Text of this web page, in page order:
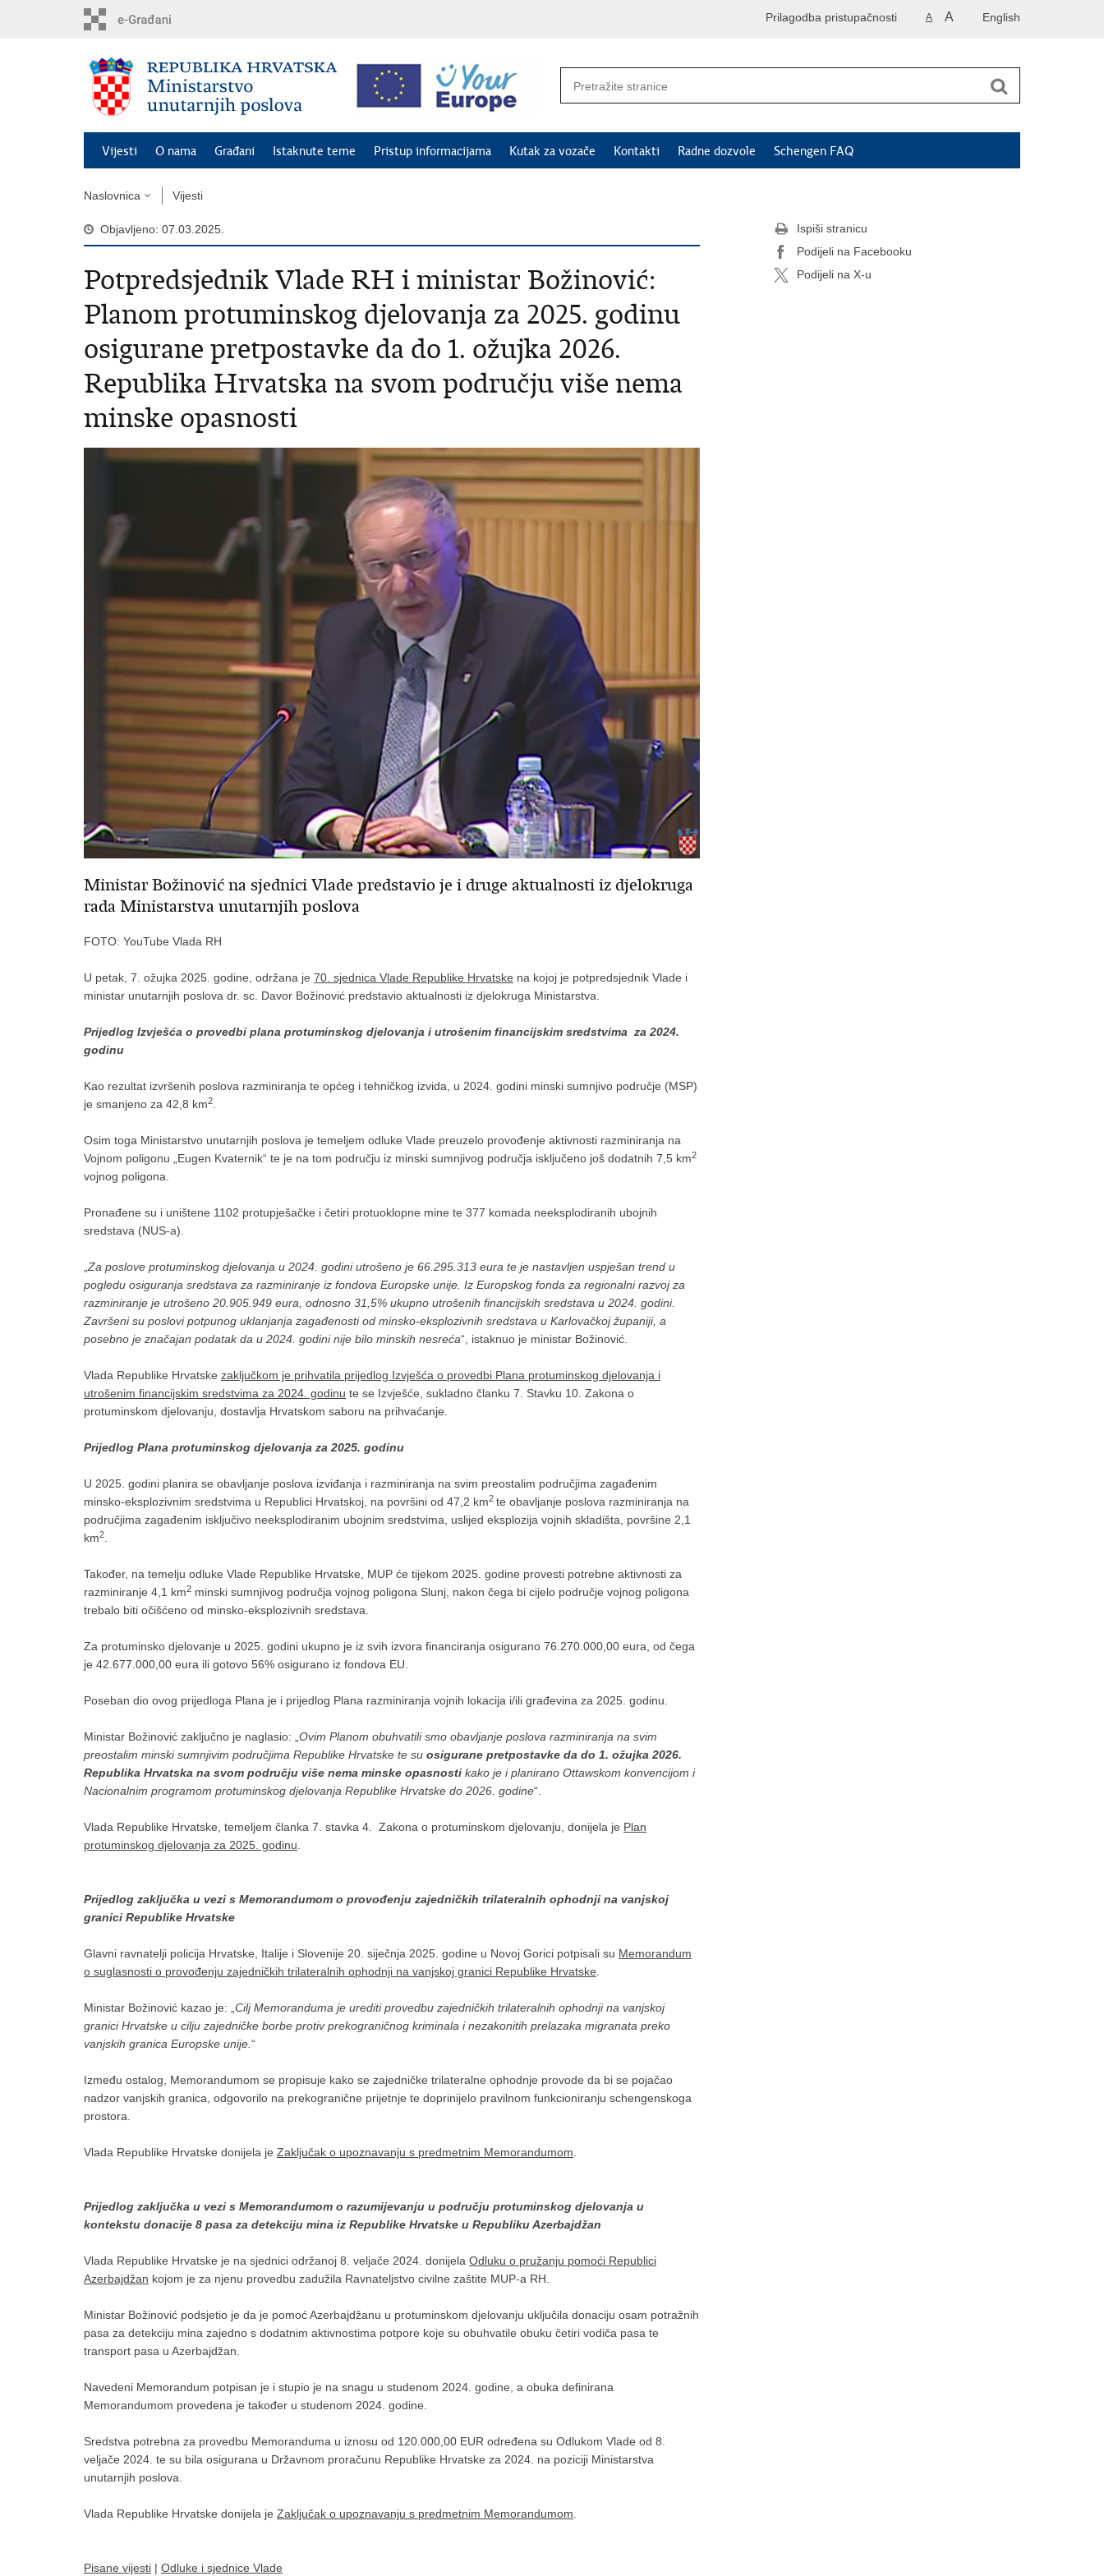
English
A A
Prilagodba pristupačnosti
Vijesti O nama Građani Istaknute teme Pristup informacijama Kutak za vozače Kontakti Radne dozvole Schengen FAQ
Naslovnica Vijesti
Objavljeno: 07.03.2025.
Potpredsjednik Vlade RH i ministar Božinović:
Planom protuminskog djelovanja za 2025. godinu
osigurane pretpostavke da do 1. ožujka 2026.
Republika Hrvatska na svom području više nema
minske opasnosti
Ministar Božinović na sjednici Vlade predstavio je i druge aktualnosti iz djelokruga
rada Ministarstva unutarnjih poslova
FOTO: YouTube Vlada RH
U petak, 7. ožujka 2025. godine, održana je 70. sjednica Vlade Republike Hrvatske na kojoj je potpredsjednik Vlade i
ministar unutarnjih poslova dr. sc. Davor Božinović predstavio aktualnosti iz djelokruga Ministarstva.
Prijedlog Izvješća o provedbi plana protuminskog djelovanja i utrošenim financijskim sredstvima za 2024.
godinu
Kao rezultat izvršenih poslova razminiranja te općeg i tehničkog izvida, u 2024. godini minski sumnjivo područje (MSP)
je smanjeno za 42,8 km2
Osim toga Ministarstvo unutarnjih poslova je temeljem odluke Vlade preuzelo provođenje aktivnosti razminiranja na
Vojnom poligonu „Eugen Kvaternik“ te je na tom području iz minski sumnjivog područja isključeno još dodatnih 7,5 km2
vojnog poligona.
Pronađene su i uništene 1102 protupješačke i četiri protuoklopne mine te 377 komada neeksplodiranih ubojnih
sredstava (NUS-a).
Za poslove protuminskog djelovanja u 2024. godini utrošeno je 66.295.313 eura te je nastavljen uspješan trend u
pogledu osiguranja sredstava za razminiranje iz fondova Europske unije. Iz Europskog fonda za regionalni razvoj za
razminiranje je utrošeno 20.905.949 eura, odnosno 31,5% ukupno utrošenih financijskih sredstava u 2024. godini.
Završeni su poslovi potpunog uklanjanja zagađenosti od minsko-eksplozivnih sredstava u Karlovačkoj županiji, a
posebno je značajan podatak da u 2024. godini nije bilo minskih nesreća“, istaknuo je ministar Božinović.
Vlada Republike Hrvatske zaključkom je prihvatila prijedlog Izvješća o provedbi Plana protuminskog djelovanja i
utrošenim financijskim sredstvima za 2024. godinu te se Izvješće, sukladno članku 7. Stavku 10. Zakona o
protuminskom djelovanju, dostavlja Hrvatskom saboru na prihvaćanje.
Prijedlog Plana protuminskog djelovanja za 2025. godinu
U 2025. godini planira se obavljanje poslova izviđanja i razminiranja na svim preostalim područjima zagađenim
minsko-eksplozivnim sredstvima u Republici Hrvatskoj, na površini od 47,2 km2 te obavljanje poslova razminiranja na
područjima zagađenim isključivo neeksplodiranim ubojnim sredstvima, uslijed eksplozija vojnih skladišta, površine 2,1
km2
Također, na temelju odluke Vlade Republike Hrvatske, MUP će tijekom 2025. godine provesti potrebne aktivnosti za
razminiranje 4,1 km2 minski sumnjivog područja vojnog poligona Slunj, nakon čega bi cijelo područje vojnog poligona
trebalo biti očišćeno od minsko-eksplozivnih sredstava.
Za protuminsko djelovanje u 2025. godini ukupno je iz svih izvora financiranja osigurano 76.270.000,00 eura, od čega
je 42.677.000,00 eura ili gotovo 56% osigurano iz fondova EU.
Poseban dio ovog prijedloga Plana je i prijedlog Plana razminiranja vojnih lokacija i/ili građevina za 2025. godinu.
Ministar Božinović zaključno je naglasio: „ Ovim Planom obuhvatili smo obavljanje poslova razminiranja na svim
preostalim minski sumnjivim područjima Republike Hrvatske te su osigurane pretpostavke da do 1. ožujka 2026.
Republika Hrvatska na svom području više nema minske opasnosti kako je i planirano Ottawskom konvencijom i
Nacionalnim programom protuminskog djelovanja Republike Hrvatske do 2026. godine“.
Vlada Republike Hrvatske, temeljem članka 7. stavka 4. Zakona o protuminskom djelovanju, donijela je Plan
protuminskog djelovanja za 2025. godinu
Prijedlog zaključka u vezi s Memorandumom o provođenju zajedničkih trilateralnih ophodnji na vanjskoj
granici Republike Hrvatske
Glavni ravnatelji policija Hrvatske, Italije i Slovenije 20. siječnja 2025. godine u Novoj Gorici potpisali su Memorandum
o suglasnosti o provođenju zajedničkih trilateralnih ophodnji na vanjskoj granici Republike Hrvatske
Ministar Božinović kazao je: „ Cilj Memoranduma je urediti provedbu zajedničkih trilateralnih ophodnji na vanjskoj
granici Hrvatske u cilju zajedničke borbe protiv prekograničnog kriminala i nezakonitih prelazaka migranata preko
vanjskih granica Europske unije. “
Između ostalog, Memorandumom se propisuje kako se zajedničke trilateralne ophodnje provode da bi se pojačao
nadzor vanjskih granica, odgovorilo na prekogranične prijetnje te doprinijelo pravilnom funkcioniranju schengenskoga
prostora.
Vlada Republike Hrvatske donijela je Zaključak o upoznavanju s predmetnim Memorandumom
Prijedlog zaključka u vezi s Memorandumom o razumijevanju u području protuminskog djelovanja u
kontekstu donacije 8 pasa za detekciju mina iz Republike Hrvatske u Republiku Azerbajdžan
Vlada Republike Hrvatske je na sjednici održanoj 8. veljače 2024. donijela Odluku o pružanju pomoći Republici
Azerbajdžan kojom je za njenu provedbu zadužila Ravnateljstvo civilne zaštite MUP-a RH.
Ministar Božinović podsjetio je da je pomoć Azerbajdžanu u protuminskom djelovanju uključila donaciju osam potražnih
pasa za detekciju mina zajedno s dodatnim aktivnostima potpore koje su obuhvatile obuku četiri vodiča pasa te
transport pasa u Azerbajdžan.
Navedeni Memorandum potpisan je i stupio je na snagu u studenom 2024. godine, a obuka definirana
Memorandumom provedena je također u studenom 2024. godine.
Sredstva potrebna za provedbu Memoranduma u iznosu od 120.000,00 EUR određena su Odlukom Vlade od 8.
veljače 2024. te su bila osigurana u Državnom proračunu Republike Hrvatske za 2024. na poziciji Ministarstva
unutarnjih poslova.
Vlada Republike Hrvatske donijela je Zaključak o upoznavanju s predmetnim Memorandumom
Pisane vijesti | Odluke i sjednice Vlade
Ispiši stranicu
Podijeli na Facebooku
Podijeli na X-u